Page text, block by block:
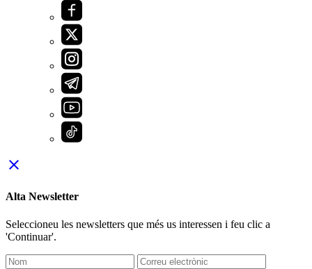
close
Alta Newsletter
Seleccioneu les newsletters que més us interessen i feu clic a
'Continuar'.